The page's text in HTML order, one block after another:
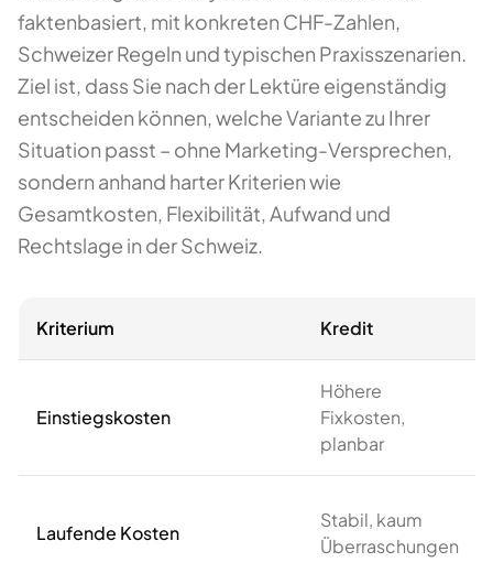
faktenbasiert, mit konkreten CHF-Zahlen,
Schweizer Regeln und typischen Praxisszenarien.
Ziel ist, dass Sie nach der Lektüre eigenständig
entscheiden können, welche Variante zu Ihrer
Situation passt – ohne Marketing-Versprechen,
sondern anhand harter Kriterien wie
Gesamtkosten, Flexibilität, Aufwand und
Rechtslage in der Schweiz.
Kriterium Kredit
Einstiegskosten
Höhere
Fixkosten,
planbar
Laufende Kosten
Stabil, kaum
Überraschungen